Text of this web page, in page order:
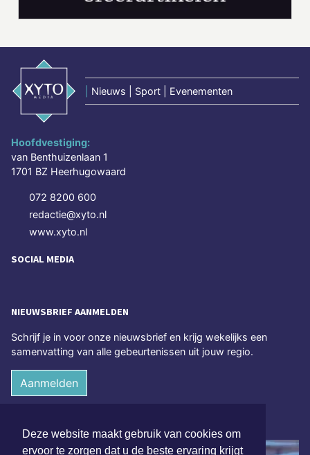
Deze website maakt gebruik van cookies om
ervoor te zorgen dat u de beste ervaring krijgt
Nieuws | Sport | Evenementen
Hoofdvestiging:
van Benthuizenlaan 1
1701 BZ Heerhugowaard
072 8200 600
redactie@xyto.nl
www.xyto.nl
SOCIAL MEDIA
NIEUWSBRIEF AANMELDEN
Schrijf je in voor onze nieuwsbrief en krijg wekelijks een
samenvatting van alle gebeurtenissen uit jouw regio.
Aanmelden